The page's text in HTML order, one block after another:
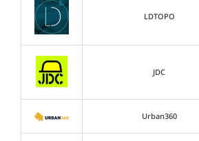
LDTOPO
JDC
Urban360